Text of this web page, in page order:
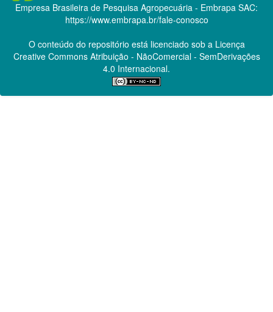
Empresa Brasileira de Pesquisa Agropecuária - Embrapa SAC:
https://www.embrapa.br/fale-conosco
O conteúdo do repositório está licenciado sob a Licença
Creative CommonsAtribuição - NãoComercial - SemDerivações
4.0 Internacional.